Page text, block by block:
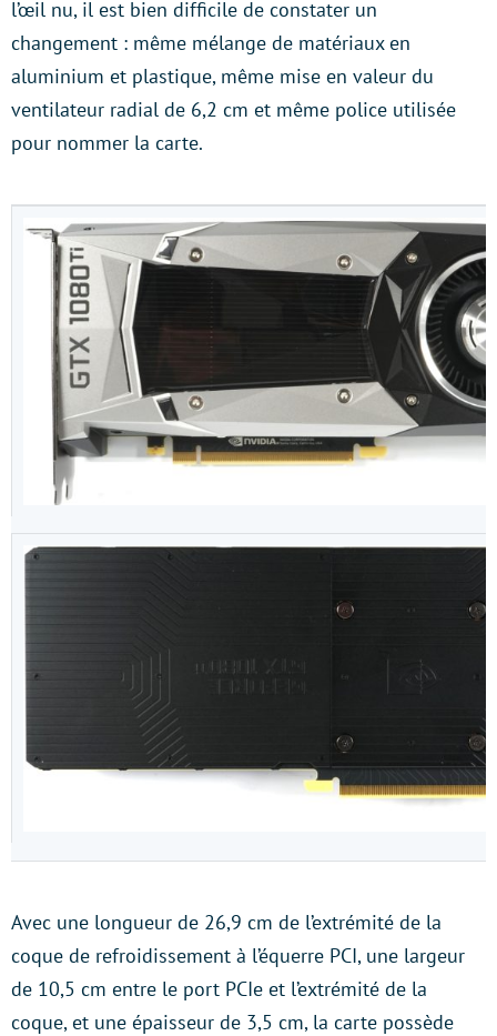
l’œil nu, il est bien difficile de constater un
changement : même mélange de matériaux en
aluminium et plastique, même mise en valeur du
ventilateur radial de 6,2 cm et même police utilisée
pour nommer la carte.
Avec une longueur de 26,9 cm de l’extrémité de la
coque de refroidissement à l’équerre PCI, une largeur
de 10,5 cm entre le port PCIe et l’extrémité de la
coque, et une épaisseur de 3,5 cm, la carte possède